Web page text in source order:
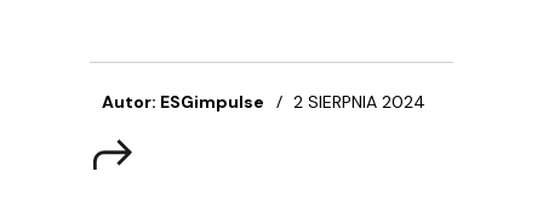
Autor: ESGimpulse 2 SIERPNIA 2024